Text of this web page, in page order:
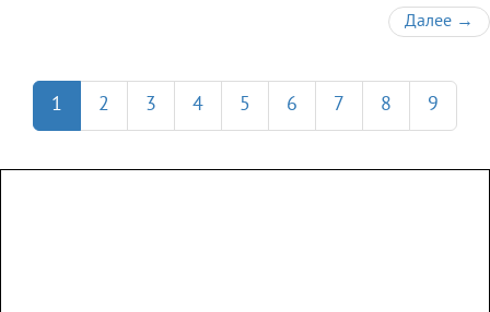
Далее →
1 2 3 4 5 6 7 8 9